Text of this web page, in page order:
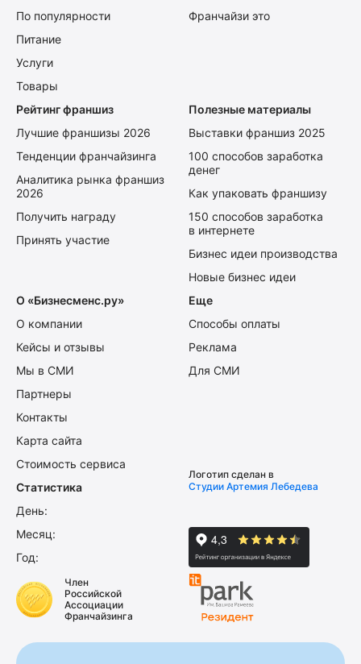
По популярности
Питание
Услуги
Товары
Франчайзи это
Рейтинг франшиз
Лучшие франшизы 2026
Тенденции франчайзинга
Аналитика рынка франшиз
2026
Получить награду
Принять участие
Полезные материалы
Выставки франшиз 2025
100 способов заработка
денег
Как упаковать франшизу
150 способов заработка
в интернете
Бизнес идеи производства
Новые бизнес идеи
О «Бизнесменс.ру»
О компании
Кейсы и отзывы
Мы в СМИ
Партнеры
Контакты
Карта сайта
Стоимость сервиса
Еще
Способы оплаты
Реклама
Для СМИ
Статистика
День:
Месяц:
Год:
Логотип сделан в
Студии Артемия Лебедева
Член
Российской
Ассоциации
Франчайзинга